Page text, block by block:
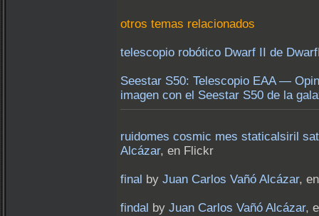
otros temas relacionados
telescopio robótico Dwarf II de
Seestar S50: Telescopio EAA —
imagen con el Seestar S50 de la
ruidomes cosmic mes staticalsiril
Alcázar, en Flickr
final by Juan Carlos Vañó Alcázar,
findal by Juan Carlos Vañó Alcázar,